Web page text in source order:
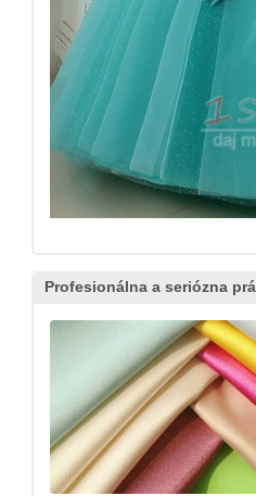
Profesionálna a seriózna